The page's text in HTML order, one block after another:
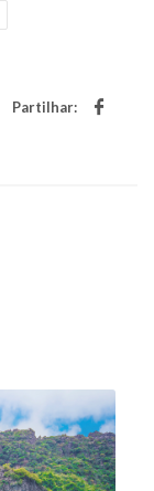
Partilhar: